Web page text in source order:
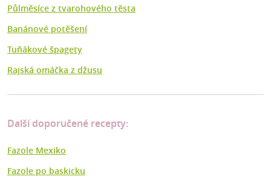
Půlměsíce z tvarohového těsta
Banánové potěšení
Tuňákové špagety
Rajská omáčka z džusu
Další doporučené recepty:
Fazole Mexiko
Fazole po baskicku